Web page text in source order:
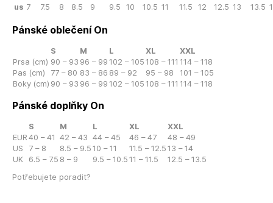
us 7 7.5 8 8.5 9 9.5 10 10.5 11 11.5 12 12.5 13 13.5
Pánské oblečení On
S M L XL
XXL
Prsa (cm) 90 – 93 96 – 99 102 – 105 108 – 111 114 – 118
Pas (cm)
77 – 80 83 – 86 89 – 92 95 – 98
101 – 105
Boky (cm) 90 – 93 96 – 99 102 – 105 108 – 111 114 – 118
Pánské doplňky On
S M L XL
XXL
EUR 40 – 41 42 – 43 44 – 45 46 – 47
48 – 49
US
7 – 8 8.5 – 9.5 10 – 11 11.5 – 12.5 13 – 14
UK
6.5 – 7.5 8 – 9 9.5 – 10.5 11 – 11.5
12.5 – 13.5
Potřebujete poradit?